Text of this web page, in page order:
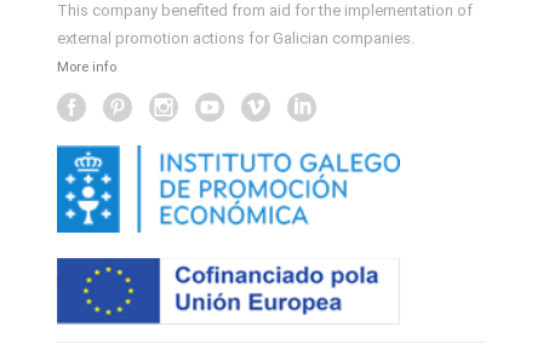
This company benefited from aid for the implementation of
external promotion actions for Galician companies.
More info